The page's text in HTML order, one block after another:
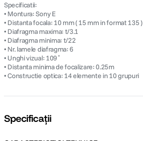
Specificatii:
• Montura: Sony E
• Distanta focala: 10 mm ( 15 mm in format 135 )
• Diafragma maxima: t/3.1
• Diafragma minima: t/22
• Nr. lamele diafragma: 6
• Unghi vizual: 109˚
• Distanta minima de focalizare: 0.25m
• Constructie optica: 14 elemente in 10 grupuri
Specificații